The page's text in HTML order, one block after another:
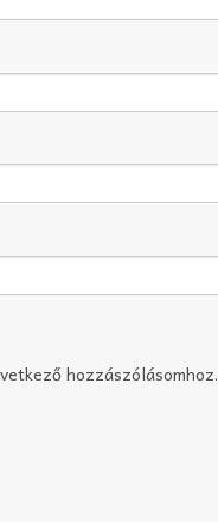
hozzászólásomhoz.